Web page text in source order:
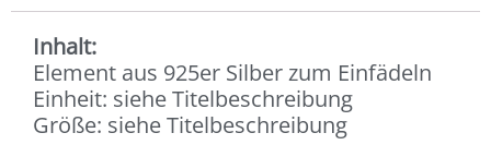
Inhalt:
Element aus 925er Silber zum Einfädeln
Einheit: siehe Titelbeschreibung
Größe: siehe Titelbeschreibung